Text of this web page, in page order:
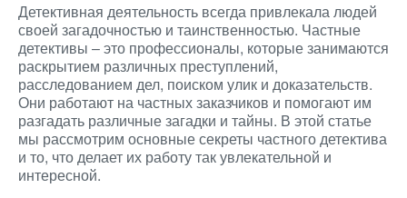
Детективная деятельность всегда привлекала людей
своей загадочностью и таинственностью. Частные
детективы – это профессионалы, которые занимаются
раскрытием различных преступлений,
расследованием дел, поиском улик и доказательств.
Они работают на частных заказчиков и помогают им
разгадать различные загадки и тайны. В этой статье
мы рассмотрим основные секреты частного детектива
и то, что делает их работу так увлекательной и
интересной.